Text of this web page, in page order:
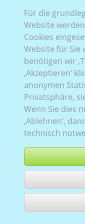
Rena_840:
2019–2024,2,
verglast ,
Für die
Website
Cookies
Website für Sie
benötigen wir
‚Akzeptieren‘
anonymen
Privatsphäre,
Wenn Sie dies
‚Ablehnen‘,
technisch